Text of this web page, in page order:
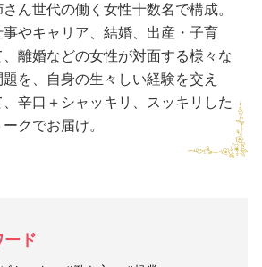
さん世代の働く女性十数名で構成。
事やキャリア、結婚、出産・子育
、離婚などの女性が対面する様々な
題を、自身の生々しい経験を交え
、辛口＋シャッキリ、スッキリした
ークでお届け。
ード